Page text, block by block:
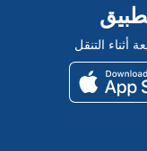
أثناء التنقل